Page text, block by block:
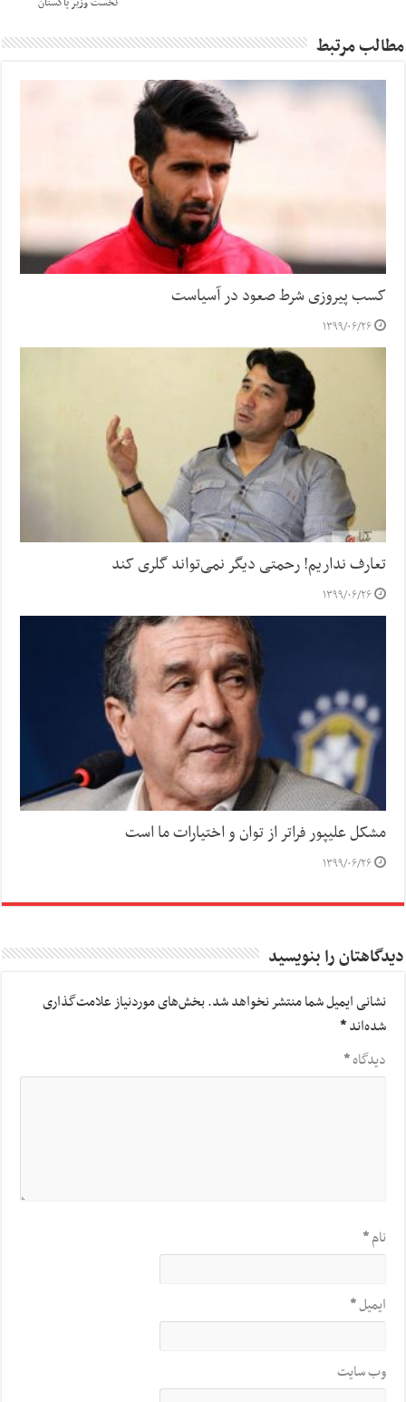
مطالب مرتبط
کسب پیروزی شرط صعود در آسیاست
۱۳۹۹/۰۶/۲۶
تعارف نداریم! رحمتی دیگر نمی‌تواند گلری کند
۱۳۹۹/۰۶/۲۶
مشکل علیپور فراتر از توان و اختیارات ما است
۱۳۹۹/۰۶/۲۶
دیدگاهتان را بنویسید
نشانی ایمیل شما منتشر نخواهد شد.بخش‌های موردنیاز علامت‌گذاری
شده‌اند*
دیدگاه*
نام*
ایمیل*
وب‌ سایت